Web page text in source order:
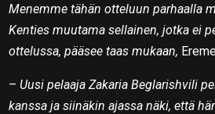
Menemme tähän otteluun parhaalla
Kenties muutama sellainen, jotka ei
ottelussa, pääsee taas mukaan,
– Uusi pelaaja Zakaria Beglarishvili
kanssa ja siinäkin ajassa näki, että